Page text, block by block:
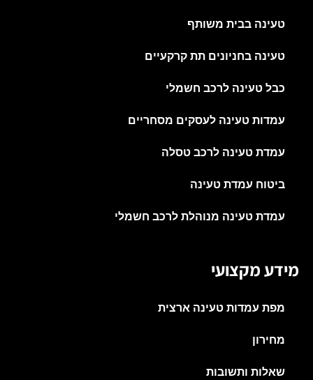
טעינה בבית משותף
טעינה בחניונים תת קרקעיים
כבל טעינה לרכב חשמלי
עמדות טעינה לעסקים מסחריים
עמדת טעינה לרכב טסלה
ביטוח עמדת טעינה
עמדת טעינה מנוהלת לרכב חשמלי
מידע מקצועי
מפת עמדות טעינה ארצית
מחירון
שאלות ותשובות